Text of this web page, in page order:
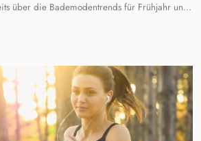
über die Bademodentrends für Frühjahr und